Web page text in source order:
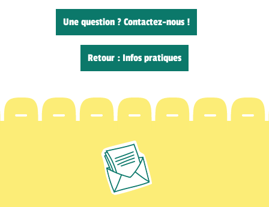
Une question ? Contactez-nous !
Retour : Infos pratiques